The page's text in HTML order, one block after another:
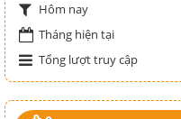
Hôm nay
Tháng hiện tại
Tổng lượt truy cập